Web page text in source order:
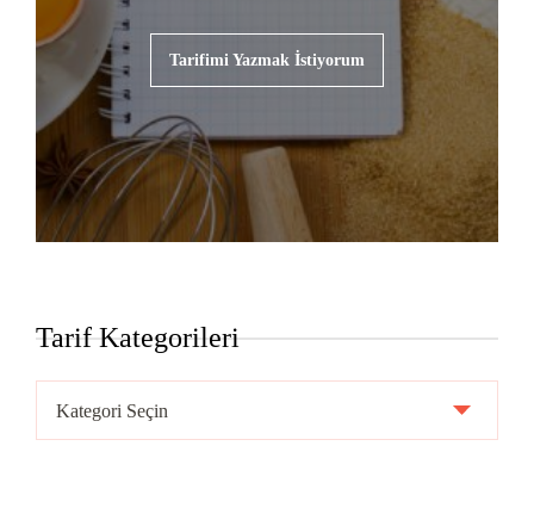
Tarifimi Yazmak İstiyorum
Tarif Kategorileri
Kategorileri